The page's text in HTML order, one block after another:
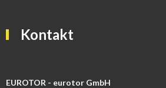
Kontakt
EUROTOR - eurotor GmbH